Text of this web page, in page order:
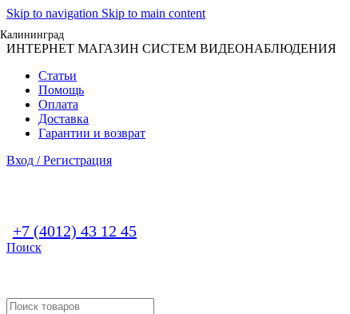
Skip to navigation Skip to main content
Калининград
ИНТЕРНЕТ МАГАЗИН СИСТЕМ ВИДЕОНАБЛЮДЕНИЯ
Статьи
Помощь
Оплата
Доставка
Гарантии и возврат
Вход / Регистрация
+7 (4012) 43 12 45
Поиск